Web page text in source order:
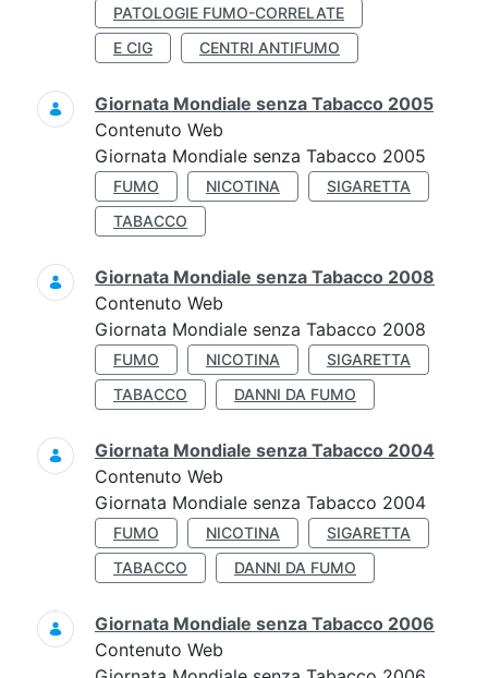
PATOLOGIE FUMO-CORRELATE
E CIG
CENTRI ANTIFUMO
Giornata Mondiale senza Tabacco 2005
Contenuto Web
Giornata Mondiale senza Tabacco 2005
FUMO NICOTINA
SIGARETTA
TABACCO
Giornata Mondiale senza Tabacco 2008
Contenuto Web
Giornata Mondiale senza Tabacco 2008
FUMO NICOTINA
SIGARETTA
TABACCO
DANNI DA FUMO
Giornata Mondiale senza Tabacco 2004
Contenuto Web
Giornata Mondiale senza Tabacco 2004
FUMO NICOTINA
SIGARETTA
TABACCO
DANNI DA FUMO
Giornata Mondiale senza Tabacco 2006
Contenuto Web